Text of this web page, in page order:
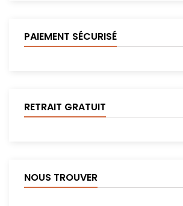
PAIEMENT SÉCURISÉ
RETRAIT GRATUIT
NOUS TROUVER